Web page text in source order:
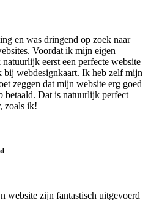
en was dringend op zoek naar
Voordat ik mijn eigen
eerst een perfecte website
webdesignkaart. Ik heb zelf mijn
zeggen dat mijn website erg goed
betaald. Dat is natuurlijk perfect
zoals ik!
website zijn fantastisch uitgevoerd